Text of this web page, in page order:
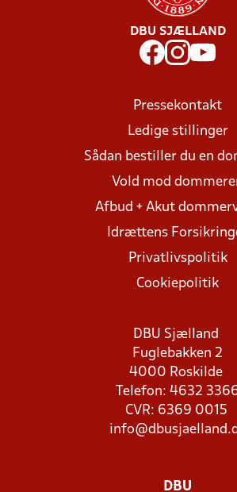
DBU SJÆLLAND
Pressekontakt
Ledige stillinger
Sådan bestiller du en
Vold mod
Afbud + Akut
Idrættens
Privatlivspolitik
Cookiepolitik
DBU Sjælland
Fuglebakken 2
4000 Roskilde
Telefon: 4632
CVR: 6369 0015
DBU